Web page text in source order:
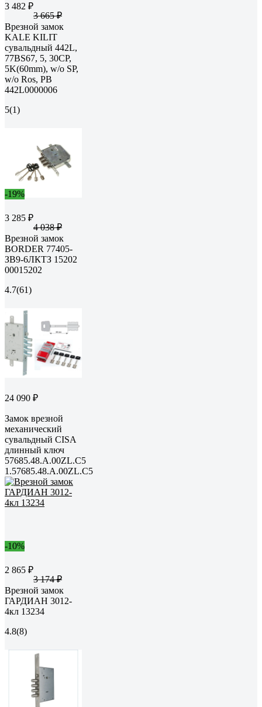
3 482 ₽
3 665 ₽
Врезной замок
KALE KILIT
сувальдный 442L,
77BS67, 5, 30CP,
5K(60mm), w/o SP,
w/o Ros, PB
442L0000006
5(1)
-19%
3 285 ₽
4 038 ₽
Врезной замок
BORDER 77405-
ЗВ9-6ЛКТЗ 15202
00015202
4.7(61)
24 090 ₽
Замок врезной
механический
сувальдный CISA
длинный ключ
57685.48.A.00ZL.C5
1.57685.48.A.00ZL.C5
-10%
2 865 ₽
3 174 ₽
Врезной замок
ГАРДИАН 3012-
4кл 13234
4.8(8)